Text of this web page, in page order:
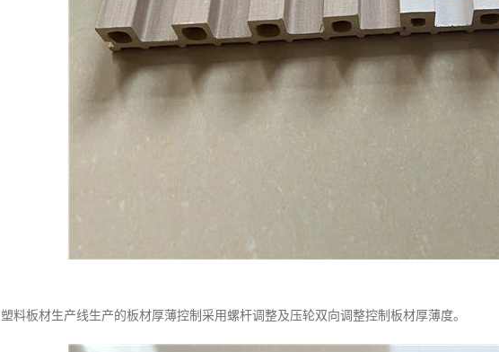
塑料板材生产线生产的板材厚薄控制采用螺杆调整及压轮双向调整控制板材厚薄度。